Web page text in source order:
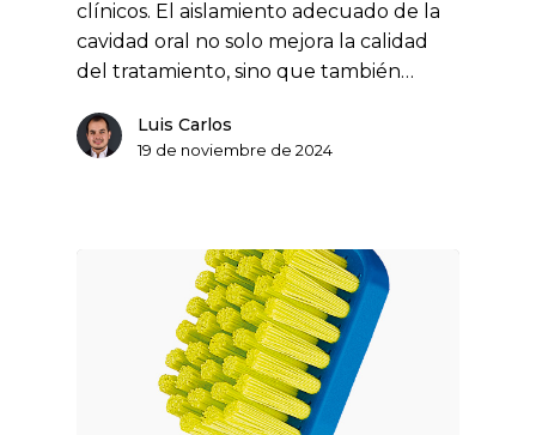
clínicos. El aislamiento adecuado de la
cavidad oral no solo mejora la calidad
del tratamiento, sino que también…
Luis Carlos
19 de noviembre de 2024